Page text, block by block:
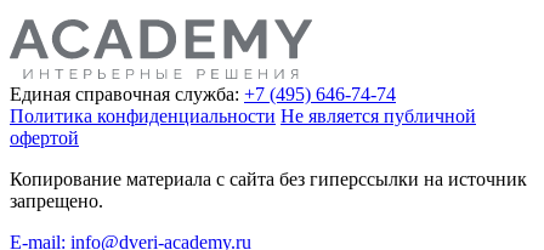
Единая справочная служба: +7 (495) 646-74-74
Политика конфиденциальности Не является публичной
офертой
Копирование материала с сайта без гиперссылки на источник
запрещено.
E-mail: info@dveri-academy.ru